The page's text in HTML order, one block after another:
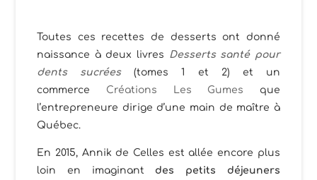
Toutes ces recettes de desserts ont donné
naissance à deux livres Desserts santé pour
dents sucrées
(tomes 1 et 2) et un
commerce Créations Les Gumes que
l’entrepreneure dirige d’une main de maître à
Québec.
En 2015, Annik de Celles est allée encore plus
loin en imaginant des petits déjeuners